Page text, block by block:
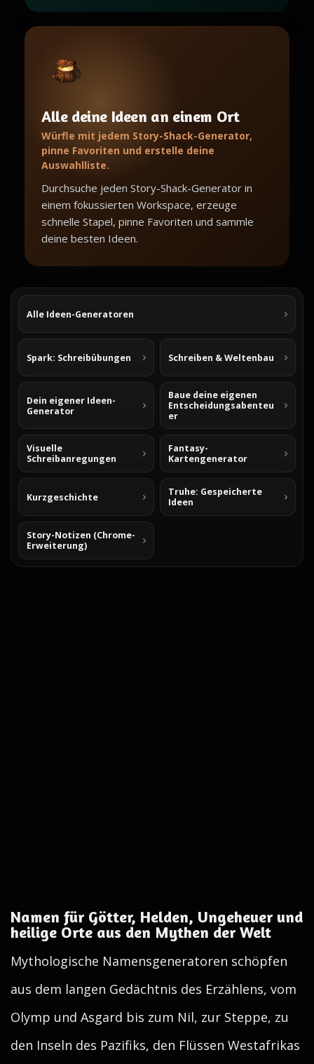
Alle deine Ideen an einem Ort
Würfle mit jedem Story-Shack-Generator,
pinne Favoriten und erstelle deine
Auswahlliste.
Durchsuche jeden Story-Shack-Generator in
einem fokussierten Workspace, erzeuge
schnelle Stapel, pinne Favoriten und sammle
deine besten Ideen.
Alle Ideen-Generatoren
Spark: Schreibübungen Schreiben & Weltenbau
Dein eigener Ideen-
Generator
Baue deine eigenen
Entscheidungsabenteu
er
Visuelle
Schreibanregungen
Fantasy-
Kartengenerator
Kurzgeschichte
Truhe: Gespeicherte
Ideen
Story-Notizen (Chrome-
Erweiterung)
Namen für Götter, Helden, Ungeheuer und
heilige Orte aus den Mythen der Welt
Mythologische Namensgeneratoren schöpfen
aus dem langen Gedächtnis des Erzählens, vom
Olymp und Asgard bis zum Nil, zur Steppe, zu
den Inseln des Pazifiks, den Flüssen Westafrikas